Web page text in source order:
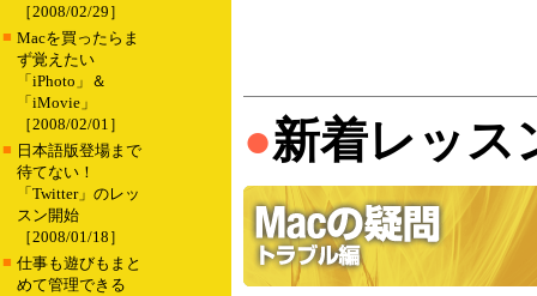
［2008/02/29］
■ Macを買ったらま
ず覚えたい
「iPhoto」＆
「iMovie」
［2008/02/01］
■ 日本語版登場まで
待てない！
「Twitter」のレッ
スン開始
［2008/01/18］
■ 仕事も遊びもまと
めて管理できる
●新着レッス